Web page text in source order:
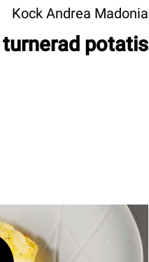
Kock Andrea Madonia
turnerad potatis